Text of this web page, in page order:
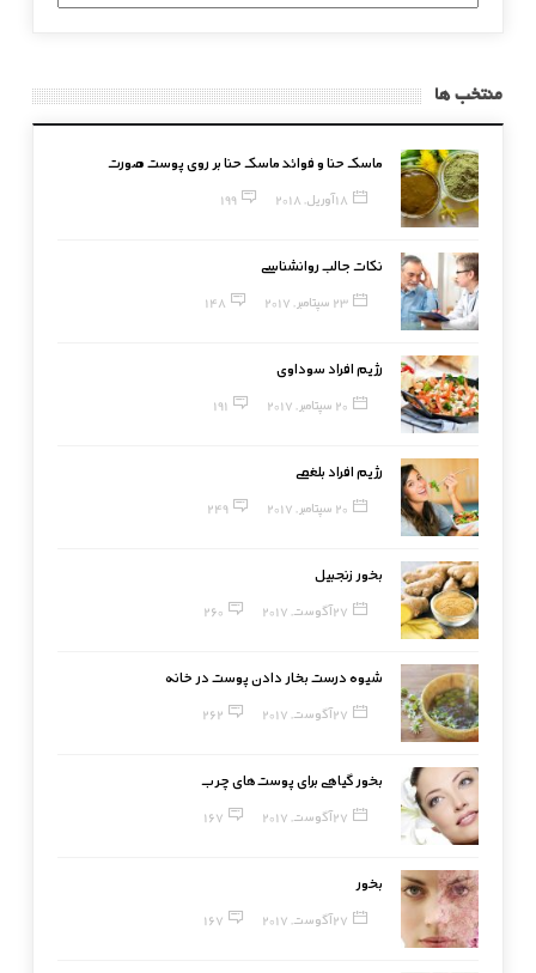
بندی
منتخب ها
ماسک حنا و فوائد ماسک حنا بر روی پوست صورت
18 آوریل, 2018 199
نکات جالب روانشناسی
23 سپتامبر, 2017 148
رژیم افراد سوداوی
20 سپتامبر, 2017 191
رژیم افراد بلغمی
20 سپتامبر, 2017 249
بخور زنجبیل
27 آگوست, 2017 260
شیوه درست بخار دادن پوست در خانه
27 آگوست, 2017 262
بخور گیاهی برای پوست‌های چرب
27 آگوست, 2017 167
بخور
27 آگوست, 2017 167